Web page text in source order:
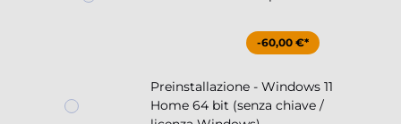
-60,00 €*
Preinstallazione - Windows 11
Home 64 bit (senza chiave /